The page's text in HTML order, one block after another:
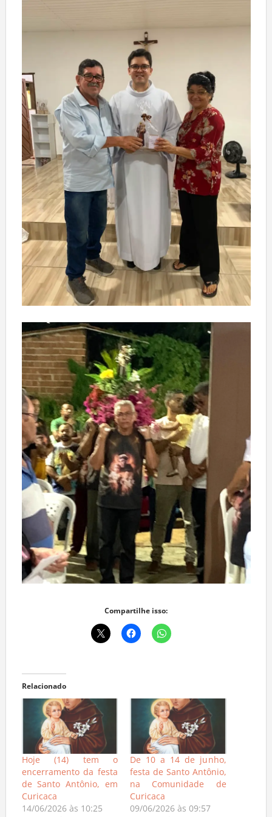
Compartilhe isso:
Relacionado
Hoje (14) tem o
encerramento da festa
de Santo Antônio, em
Curicaca
14/06/2026 às 10:25
De 10 a 14 de junho,
festa de Santo Antônio,
na Comunidade de
Curicaca
09/06/2026 às 09:57